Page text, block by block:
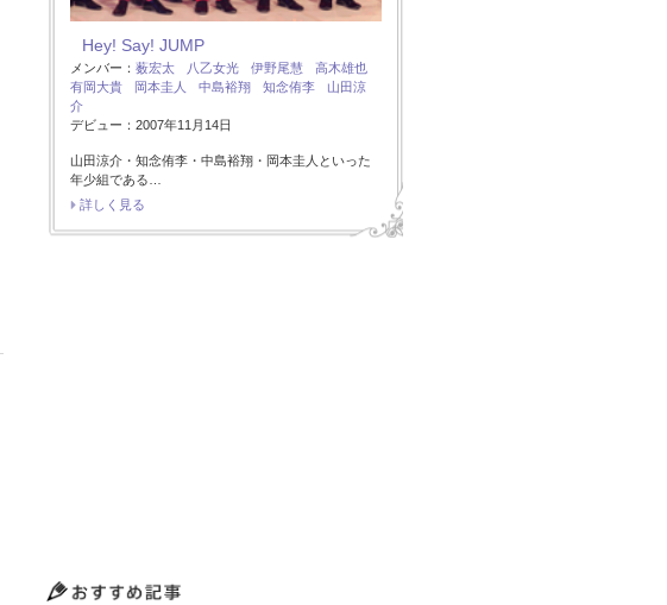
Hey! Say! JUMP
メンバー： 薮宏太 八乙女光 伊野尾慧
高木雄也
有岡大貴
岡本圭人 中島裕翔 知念侑李
山田涼
介
デビュー：2007年11月14日
山田涼介・知念侑李・中島裕翔・岡本圭人といった
年少組である…
詳しく見る